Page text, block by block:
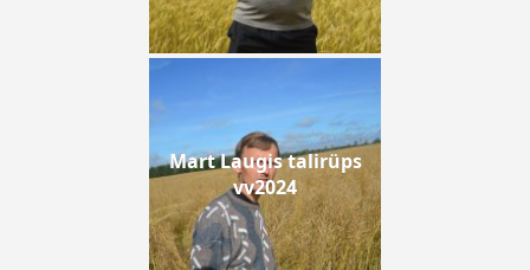
Mart Laugis talirüps
vv2024